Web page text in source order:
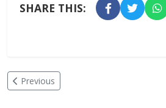
SHARE THIS:
Previous